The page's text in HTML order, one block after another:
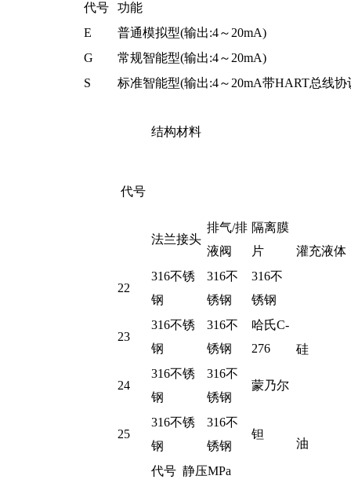
代号
功能
E
普通模拟型(输出:4～20mA)
G
常规智能型(输出:4～20mA)
S
标准智能型(输出:4～20mA带HART总线协
代号
结构材料
法兰接头
排气/排
液阀
隔离膜
片
灌充液体
22
316不锈
钢
316不
锈钢
316不
锈钢
硅
油
23
316不锈
钢
316不
锈钢
哈氏C-
276
24
316不锈
钢
316不
锈钢
蒙乃尔
25
316不锈
钢
316不
锈钢
钽
代号 静压MPa